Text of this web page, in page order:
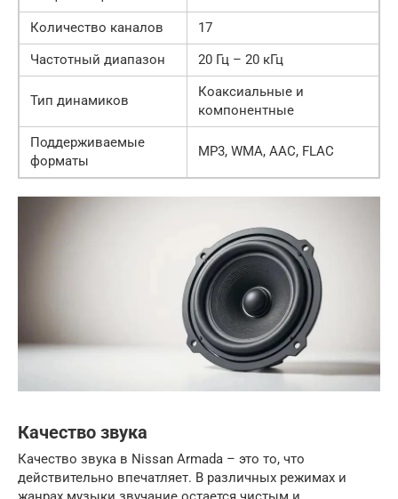
Количество каналов
17
Частотный диапазон
20 Гц – 20 кГц
Тип динамиков
Коаксиальные и
компонентные
Поддерживаемые
форматы
MP3, WMA, AAC, FLAC
Качество звука
Качество звука в Nissan Armada – это то, что
действительно впечатляет. В различных режимах и